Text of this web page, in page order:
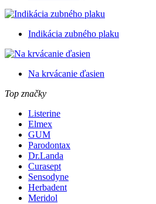
Indikácia zubného plaku
Na krvácanie ďasien
Top značky
Listerine
Elmex
GUM
Parodontax
Dr.Landa
Curasept
Sensodyne
Herbadent
Meridol